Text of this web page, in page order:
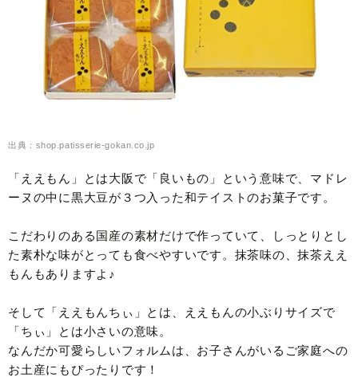
出典：shop.patisserie-gokan.co.jp
「ええもん」とは大阪で「良いもの」という意味で、マドレ
ーヌの中に黒大豆が３つ入った和テイストのお菓子です。
こだわりのある国産の素材だけで作っていて、しっとりとし
た素朴な味がとっても食べやすいです。抹茶味の、抹茶ええ
もんもありますよ♪
そして「ええもんちぃ」とは、ええもんの小ぶりサイズで
「ちぃ」とは小さいの意味。
なんだか可愛らしいフォルムは、お子さんがいるご家庭への
お土産にもぴったりです！